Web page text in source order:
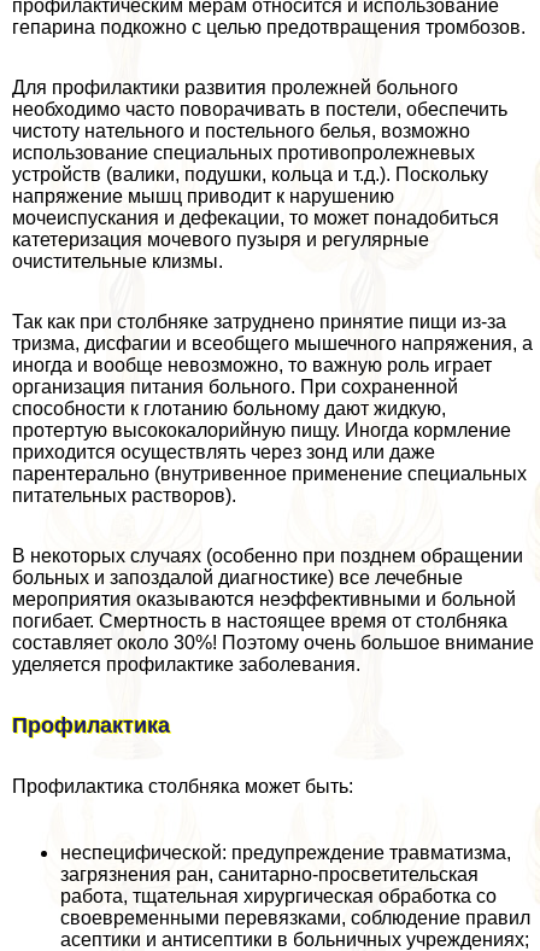
профилактическим мерам относится и использование
гепарина подкожно с целью предотвращения тромбозов.
Для профилактики развития пролежней больного
необходимо часто поворачивать в постели, обеспечить
чистоту нательного и постельного белья, возможно
использование специальных противопролежневых
устройств (валики, подушки, кольца и т.д.). Поскольку
напряжение мышц приводит к нарушению
мочеиспускания и дефекации, то может понадобиться
катетеризация мочевого пузыря и регулярные
очистительные клизмы.
Так как при столбняке затруднено принятие пищи из-за
тризма, дисфагии и всеобщего мышечного напряжения, а
иногда и вообще невозможно, то важную роль играет
организация питания больного. При сохраненной
способности к глотанию больному дают жидкую,
протертую высококалорийную пищу. Иногда кормление
приходится осуществлять через зонд или даже
парентерально (внутривенное применение специальных
питательных растворов).
В некоторых случаях (особенно при позднем обращении
больных и запоздалой диагностике) все лечебные
мероприятия оказываются неэффективными и больной
погибает. Смертность в настоящее время от столбняка
составляет около 30%! Поэтому очень большое внимание
уделяется профилактике заболевания.
Профилактика
Профилактика столбняка может быть:
неспецифической: предупреждение травматизма,
загрязнения ран, санитарно-просветительская
работа, тщательная хирургическая обработка со
своевременными перевязками, соблюдение правил
асептики и антисептики в больничных учреждениях;